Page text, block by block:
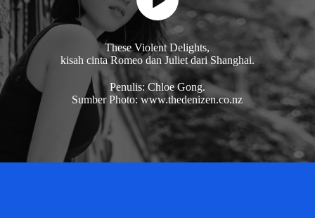
These Violent Delights,
kisah cinta Romeo dan Juliet dari Shanghai.
Penulis: Chloe Gong.
Sumber Photo: www.thedenizen.co.nz